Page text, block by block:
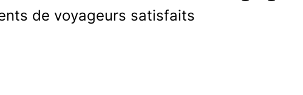
de voyageurs satisfaits